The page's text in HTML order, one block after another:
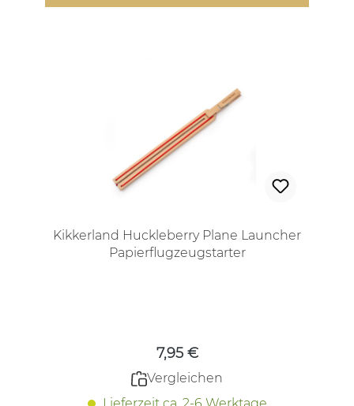
Kikkerland Huckleberry Plane Launcher
Papierflugzeugstarter
7,95 €
Vergleichen